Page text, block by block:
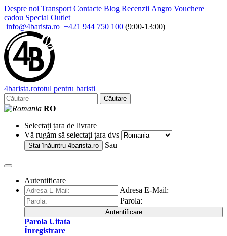
Despre noi Transport Contacte Blog Recenzii Angro Vouchere
cadou Special Outlet
info@4barista.ro +421 944 750 100 (9:00-13:00)
4barista.rototul pentru baristi
Căutare
RO
Selectați țara de livrare
Vă rugăm să selectați țara dvs
Stai înăuntru 4barista.ro Sau
Autentificare
Adresa E-Mail:
Parola:
Autentificare
Parola Uitata
Înregistrare